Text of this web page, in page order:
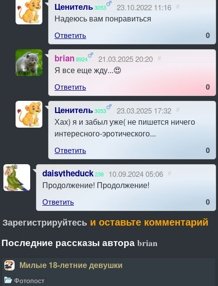
Ценитель3053 23.10.2022 11:16 #
Надеюсь вам понравиться
Ответить 0
brian8924 21.03.2025 20:20 #
Я все еще жду...😍
Ответить 0
Ценитель3053 23.03.2025 17:32 #
Хах) я и забыл уже( не пишется ничего
интересного-эротического...
Ответить 0
daisytheduck238 10.09.2024 05:06 #
Продолжение! Продолжение!
Ответить 0
Зарегистрируйтесь и оставьте комментарий
Последние рассказы автора brian
Милые 18-летние девушки
Фотопост